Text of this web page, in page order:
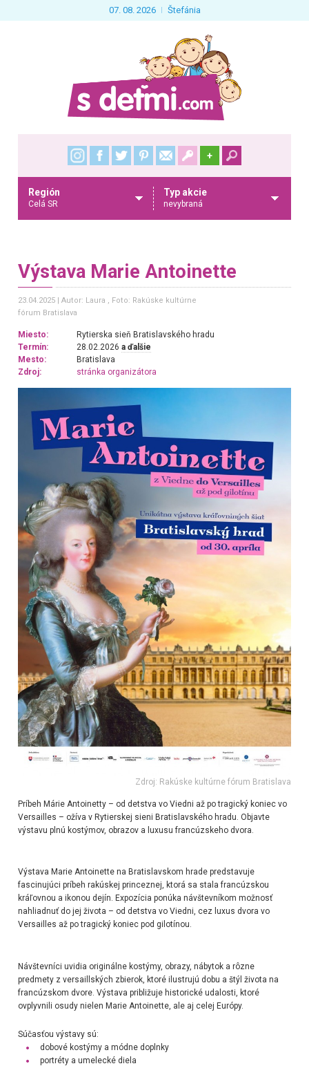
07. 08. 2026 Štefánia
+
Región
Celá SR
Typ akcie
nevybraná
Výstava Marie Antoinette
23.04.2025 Autor: Laura , Foto: Rakúske kultúrne
fórum Bratislava
Miesto:
Rytierska sieň Bratislavského hradu
Termín:
28.02.2026a ďalšie
Mesto:
Bratislava
Zdroj:
stránka organizátora
Zdroj: Rakúske kultúrne fórum Bratislava
Príbeh Márie Antoinetty – od detstva vo Viedni až po tragický koniec vo
Versailles – ožíva v Rytierskej sieni Bratislavského hradu. Objavte
výstavu plnú kostýmov, obrazov a luxusu francúzskeho dvora.
Výstava Marie Antoinette na Bratislavskom hrade predstavuje
fascinujúci príbeh rakúskej princeznej, ktorá sa stala francúzskou
kráľovnou a ikonou dejín. Expozícia ponúka návštevníkom možnosť
nahliadnuť do jej života – od detstva vo Viedni, cez luxus dvora vo
Versailles až po tragický koniec pod gilotínou.
Návštevníci uvidia originálne kostýmy, obrazy, nábytok a rôzne
predmety z versaillských zbierok, ktoré ilustrujú dobu a štýl života na
francúzskom dvore. Výstava približuje historické udalosti, ktoré
ovplyvnili osudy nielen Marie Antoinette, ale aj celej Európy.
Súčasťou výstavy sú:
dobové kostýmy a módne doplnky
portréty a umelecké diela